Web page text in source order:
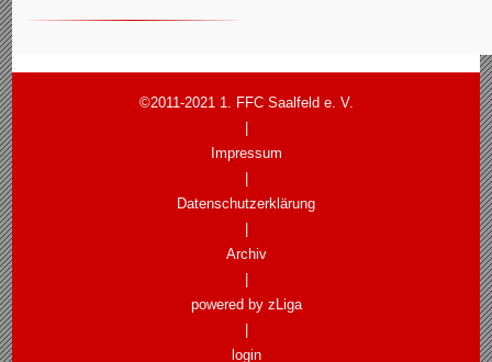
©2011-2021 1. FFC Saalfeld e. V.
Impressum
Datenschutzerklärung
Archiv
powered by zLiga
login